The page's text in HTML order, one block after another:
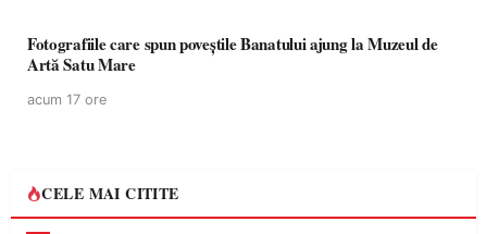
Fotografiile care spun poveștile Banatului ajung la Muzeul de
Artă Satu Mare
acum 17 ore
CELE MAI CITITE